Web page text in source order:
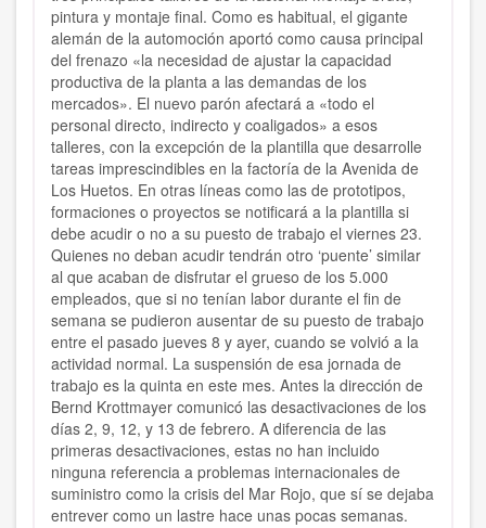
pintura y montaje final. Como es habitual, el gigante
alemán de la automoción aportó como causa principal
del frenazo «la necesidad de ajustar la capacidad
productiva de la planta a las demandas de los
mercados». El nuevo parón afectará a «todo el
personal directo, indirecto y coaligados» a esos
talleres, con la excepción de la plantilla que desarrolle
tareas imprescindibles en la factoría de la Avenida de
Los Huetos. En otras líneas como las de prototipos,
formaciones o proyectos se notificará a la plantilla si
debe acudir o no a su puesto de trabajo el viernes 23.
Quienes no deban acudir tendrán otro ‘puente’ similar
al que acaban de disfrutar el grueso de los 5.000
empleados, que si no tenían labor durante el fin de
semana se pudieron ausentar de su puesto de trabajo
entre el pasado jueves 8 y ayer, cuando se volvió a la
actividad normal. La suspensión de esa jornada de
trabajo es la quinta en este mes. Antes la dirección de
Bernd Krottmayer comunicó las desactivaciones de los
días 2, 9, 12, y 13 de febrero. A diferencia de las
primeras desactivaciones, estas no han incluido
ninguna referencia a problemas internacionales de
suministro como la crisis del Mar Rojo, que sí se dejaba
entrever como un lastre hace unas pocas semanas.